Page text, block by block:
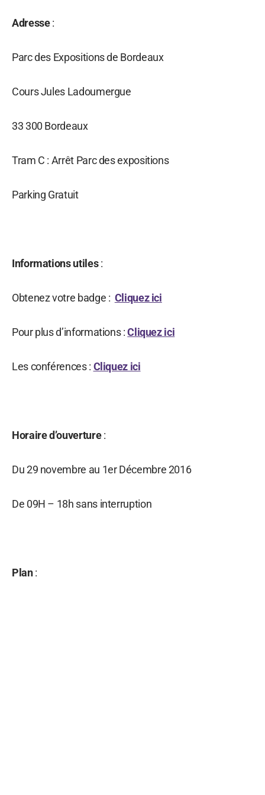
Adresse:
Parc des Expositions de Bordeaux
Cours Jules Ladoumergue
33 300 Bordeaux
Tram C : Arrêt Parc des expositions
Parking Gratuit
Informations utiles:
Obtenez votre badge : Cliquez ici
Pour plus d’informations :Cliquez ici
Les conférences : Cliquez ici
Horaire d’ouverture:
Du 29 novembre au 1er Décembre 2016
De 09H – 18h sans interruption
Plan: